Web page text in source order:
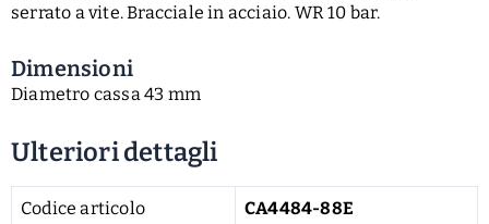
serrato a vite. Bracciale in acciaio. WR 10 bar.
Dimensioni
Diametro cassa 43 mm
Ulteriori dettagli
Codice articolo CA4484-88E